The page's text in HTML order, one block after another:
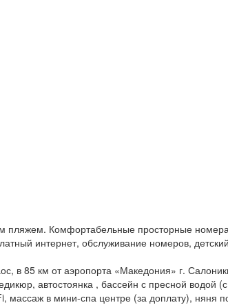
пляжем. Комфортабельные просторные
интернет, обслуживание номеров,
в 85 км от аэропорта «Македония» г.
автостоянка , бассейн с пресной водой
массаж в мини-спа центре (за доплату), няня